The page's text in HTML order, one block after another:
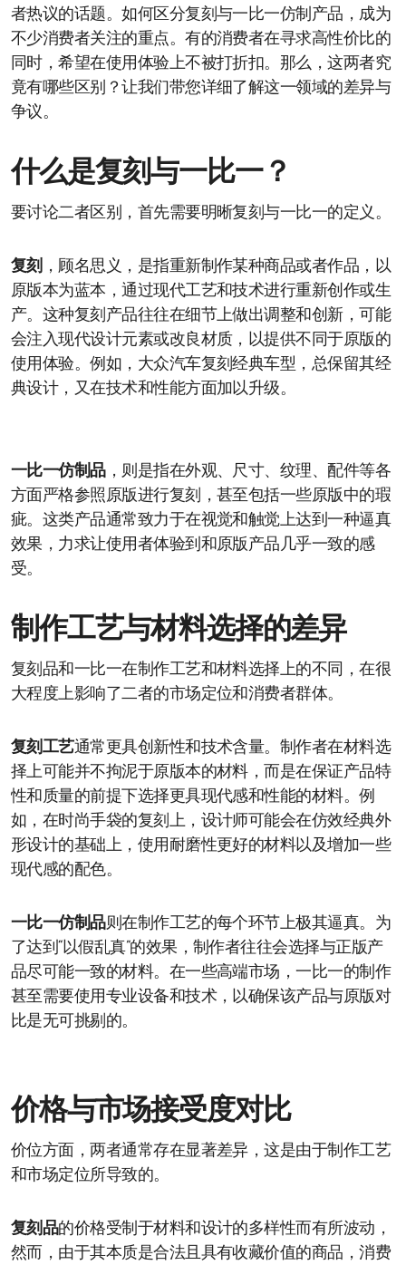
者热议的话题。如何区分复刻与一比一仿制产品，成为
不少消费者关注的重点。有的消费者在寻求高性价比的
同时，希望在使用体验上不被打折扣。那么，这两者究
竟有哪些区别？让我们带您详细了解这一领域的差异与
争议。
什么是复刻与一比一？
要讨论二者区别，首先需要明晰复刻与一比一的定义。
复刻 ，顾名思义，是指重新制作某种商品或者作品，以
原版本为蓝本，通过现代工艺和技术进行重新创作或生
产。这种复刻产品往往在细节上做出调整和创新，可能
会注入现代设计元素或改良材质，以提供不同于原版的
使用体验。例如，大众汽车复刻经典车型，总保留其经
典设计，又在技术和性能方面加以升级。
一比一仿制品，则是指在外观、尺寸、纹理、配件等各
方面严格参照原版进行复刻，甚至包括一些原版中的瑕
疵。这类产品通常致力于在视觉和触觉上达到一种逼真
效果，力求让使用者体验到和原版产品几乎一致的感
受。
制作工艺与材料选择的差异
复刻品和一比一在制作工艺和材料选择上的不同，在很
大程度上影响了二者的市场定位和消费者群体。
复刻工艺通常更具创新性和技术含量。制作者在材料选
择上可能并不拘泥于原版本的材料，而是在保证产品特
性和质量的前提下选择更具现代感和性能的材料。例
如，在时尚手袋的复刻上，设计师可能会在仿效经典外
形设计的基础上，使用耐磨性更好的材料以及增加一些
现代感的配色。
一比一仿制品则在制作工艺的每个环节上极其逼真。为
了达到“以假乱真”的效果，制作者往往会选择与正版产
品尽可能一致的材料。在一些高端市场，一比一的制作
甚至需要使用专业设备和技术，以确保该产品与原版对
比是无可挑剔的。
价格与市场接受度对比
价位方面，两者通常存在显著差异，这是由于制作工艺
和市场定位所导致的。
复刻品的价格受制于材料和设计的多样性而有所波动，
然而，由于其本质是合法且具有收藏价值的商品，消费